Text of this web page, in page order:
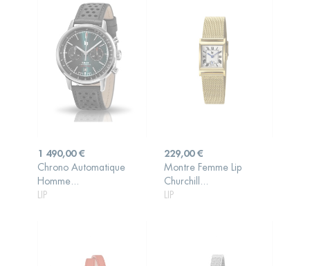
Prix
1 490,00 €
Chrono Automatique
Homme...
LIP
AJOUTER AU
PANIER
Prix
229,00 €
Montre Femme Lip
Churchill...
LIP
AJOUTER AU
PANIER